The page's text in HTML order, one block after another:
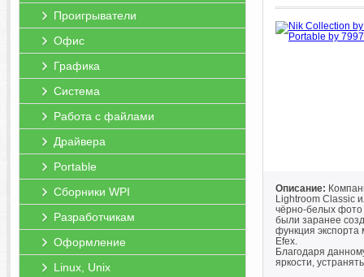
Проигрыватели
Офис
Графика
Система
Работа с файлами
Драйвера
Portable
Сборники WPI
Разработчикам
Оформление
Linux, Unix
Описание:
Lightroom Classic
чёрно-белых фото
были заранее
функция
Efex.
Благодаря
яркости,